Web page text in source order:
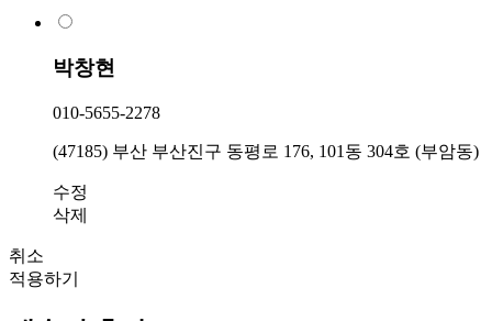
박창현
010-5655-2278
(47185) 부산 부산진구 동평로 176, 101동 304호 (부암동)
수정
삭제
취소
적용하기